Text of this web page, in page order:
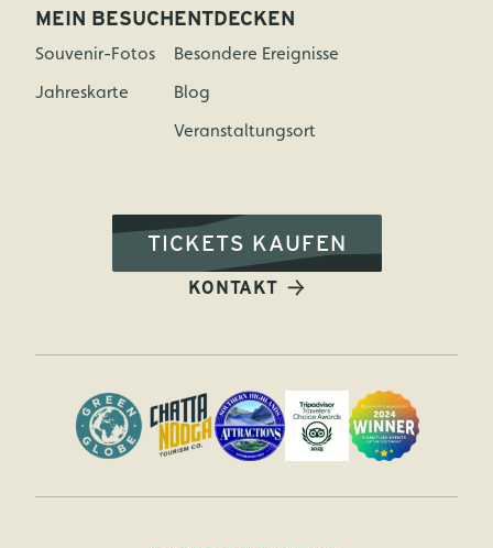
MEIN BESUCH
Souvenir-Fotos
Jahreskarte
ENTDECKEN
Besondere Ereignisse
Blog
Veranstaltungsort
TICKETS KAUFEN
KONTAKT